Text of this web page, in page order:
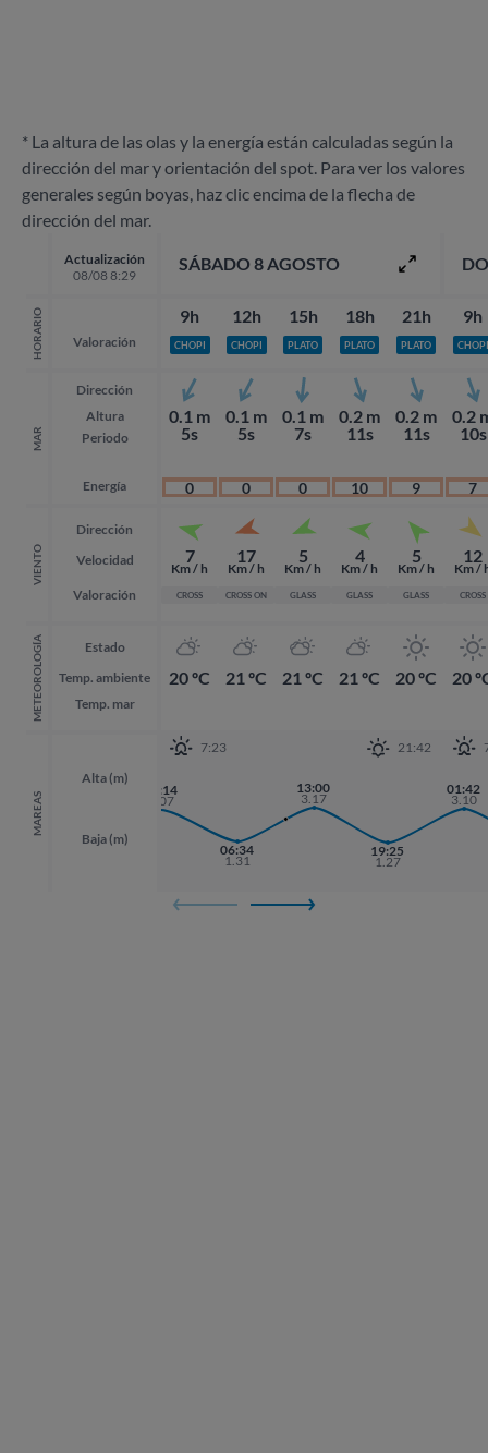
* La altura de las olas y la energía están calculadas según la
dirección del mar y orientación del spot. Para ver los valores
generales según boyas, haz clic encima de la flecha de
dirección del mar.
Actualización
08/08 8:29
HORARIO Valoración
MAR
Dirección
Altura
Periodo
Energía
VIENTO
Dirección
Velocidad
Valoración
METEOROLOGÍA
Estado
Temp. ambiente
Temp. mar
MAREAS
Alta (m)
Baja (m)
SÁBADO 8 AGOSTO
9h
CHOPI
0.1 m
5s
0
7
Km / h
CROSS
20 ºC
12h
CHOPI
0.1 m
5s
0
17
Km / h
CROSS ON
21 ºC
15h
PLATO
0.1 m
7s
0
5
Km / h
GLASS
21 ºC
18h
PLATO
0.2 m
11s
10
4
Km / h
GLASS
21 ºC
21h
PLATO
0.2 m
11s
9
5
Km / h
GLASS
20 ºC
7:23 21:42
17:55
00:14
3.07
06:34
1.31
13:00
3.17
19:25
1.27
01:42
3.10
9h
CHOPI
0.2
10s
7
12
Km /
CROSS
20
19:25
1.27
01:42
3.10